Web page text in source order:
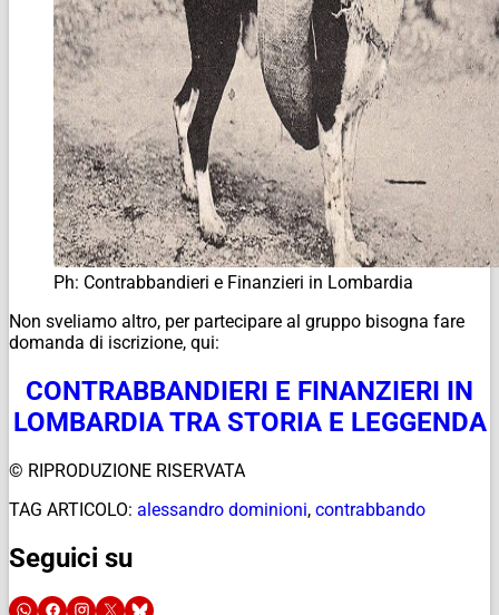
Ph: Contrabbandieri e Finanzieri in Lombardia
Non sveliamo altro, per partecipare al gruppo bisogna fare
domanda di iscrizione, qui:
CONTRABBANDIERI E FINANZIERI IN
LOMBARDIA TRA STORIA E LEGGENDA
© RIPRODUZIONE RISERVATA
TAG ARTICOLO: alessandro dominioni, contrabbando
Seguici su